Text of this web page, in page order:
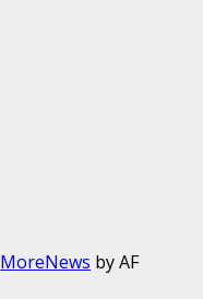
MoreNews by AF